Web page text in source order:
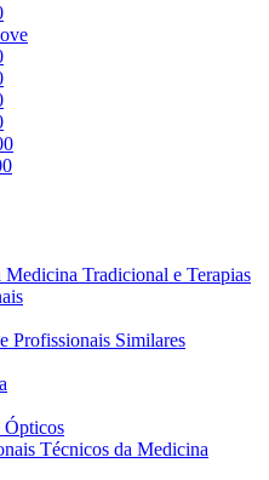
Medicina Tradicional e Terapias
Profissionais Similares
Ópticos
Técnicos da Medicina